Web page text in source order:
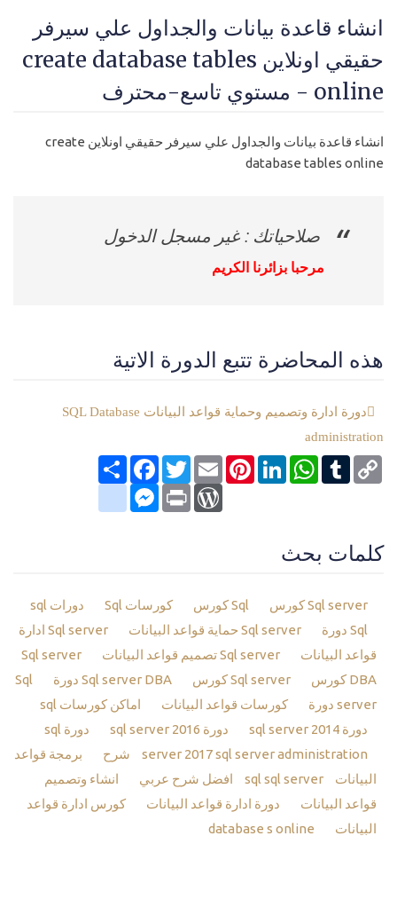
انشاء قاعدة بيانات والجداول علي سيرفر
حقيقي اونلاين create database tables
online - مستوي تاسع-محترف
انشاء قاعدة بيانات والجداول علي سيرفر حقيقي اونلاين create
database tables online
صلاحياتك : غير مسجل الدخول
مرحبا بزائرنا الكريم
هذه المحاضرة تتبع الدورة الاتية
دورة ادارة وتصميم وحماية قواعد البيانات SQL Database
administration
انشر
FacebookTwitterEmail
PinterestLinkedIn
WhatsAppTumblr Copy
Link
google_bookmarksMessenger Print
WordPress
كلمات بحث
Sql server كورس كورسات Sql
دورات sql
Sql دورة
Sql server حماية قواعد البيانات
Sql server ادارة
قواعد البيانات
Sql server تصميم قواعد البيانات
Sql server
DBA كورس
Sql server كورس Sql server DBA دورة
Sql
server دورة
كورسات قواعد البيانات
اماكن كورسات sql
دورة sql server 2014
دورة sql server 2016
دورة sql
server 2017sql server administration شرح
برمجة قواعد
البيانات sql
sql server افضل شرح عربي
انشاء وتصميم
قواعد البيانات
دورة ادارة قواعد البيانات
كورس ادارة قواعد
البيانات